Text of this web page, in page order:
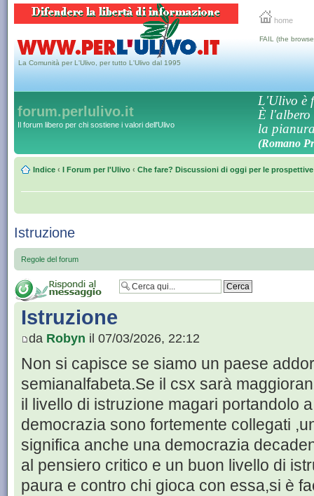
home
La Comunità per L'Ulivo, per tutto L'Ulivo dal 1995
FAIL (the
forum.perlulivo.it
Il forum libero per chi sostiene i valori dell'Ulivo
L'Ulivo è
È l'albero
la
(Romano
Indice ‹ I Forum per l'Ulivo ‹ Che fare? Discussioni di oggi per le
Istruzione
Regole del forum
Istruzione
da Robyn il 07/03/2026, 22:12
Non si capisce se siamo un paese
semianalfabeta.Se il csx sarà
il livello di istruzione magari portandolo
democrazia sono fortemente collegati
significa anche una democrazia
al pensiero critico e un buon livello di
paura e contro chi gioca con essa,si è